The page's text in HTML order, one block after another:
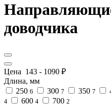
доводчика
Цена 143 - 1090 ₽
Длина, мм
250 6 300 7 350 7
4 600 4 700 2